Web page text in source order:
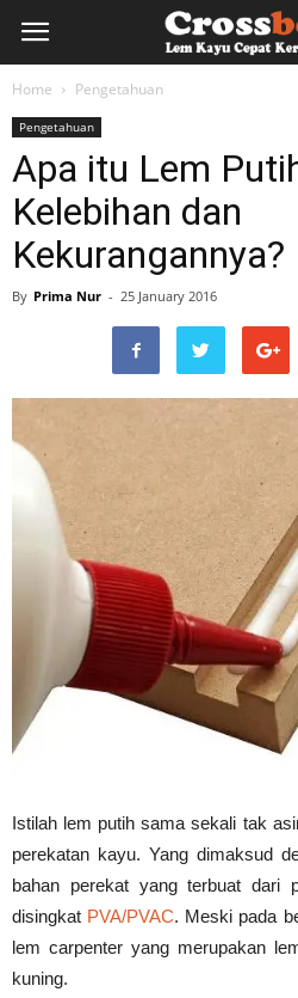
lemkayu.net
Lem
Cepat
Kering,
Kuat
Home Pengetahuan
Pengetahuan
Apa itu Lem
Kelebihan dan
Kekurangannya?
By Prima Nur - 25 January 2016
Istilah lem putih sama sekali tak
perekatan kayu. Yang dimaksud
bahan perekat yang terbuat dari
disingkat PVA/PVAC. Meski pada
lem carpenter yang merupakan
kuning.